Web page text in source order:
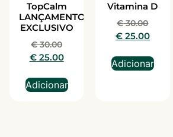
TopCalm
LANÇAMENTO
EXCLUSIVO
€30.00
€25.00
Adicionar
Vitamina D
€30.00
€25.00
Adicionar